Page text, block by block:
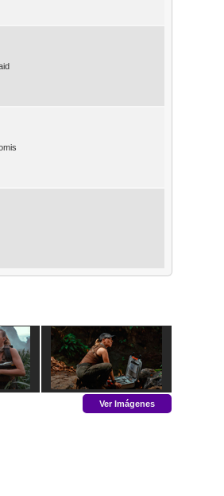
Ver Imágenes